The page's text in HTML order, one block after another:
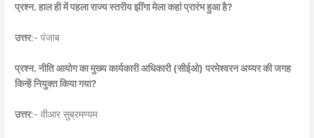
प्रश्न. हाल ही में पहला राज्य स्तरीय झींगा मेला कहां प्रारंभ हुआ है?
उत्तर:- पंजाब
प्रश्न. नीति आयोग का मुख्य कार्यकारी अधिकारी (सीईओ) परमेश्वरन अय्यर की जगह
किन्हें नियुक्त किया गया?
उत्तर:- वीआर सुब्रमण्यम